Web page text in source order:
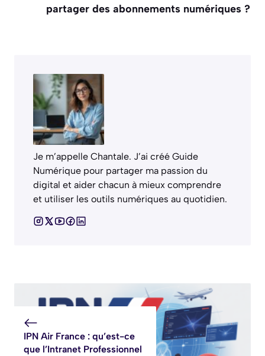
partager des abonnements numériques ?
Je m’appelle Chantale. J’ai créé Guide
Numérique pour partager ma passion du
digital et aider chacun à mieux comprendre
et utiliser les outils numériques au quotidien.
IPN Air France : qu’est-ce
que l’Intranet Professionnel